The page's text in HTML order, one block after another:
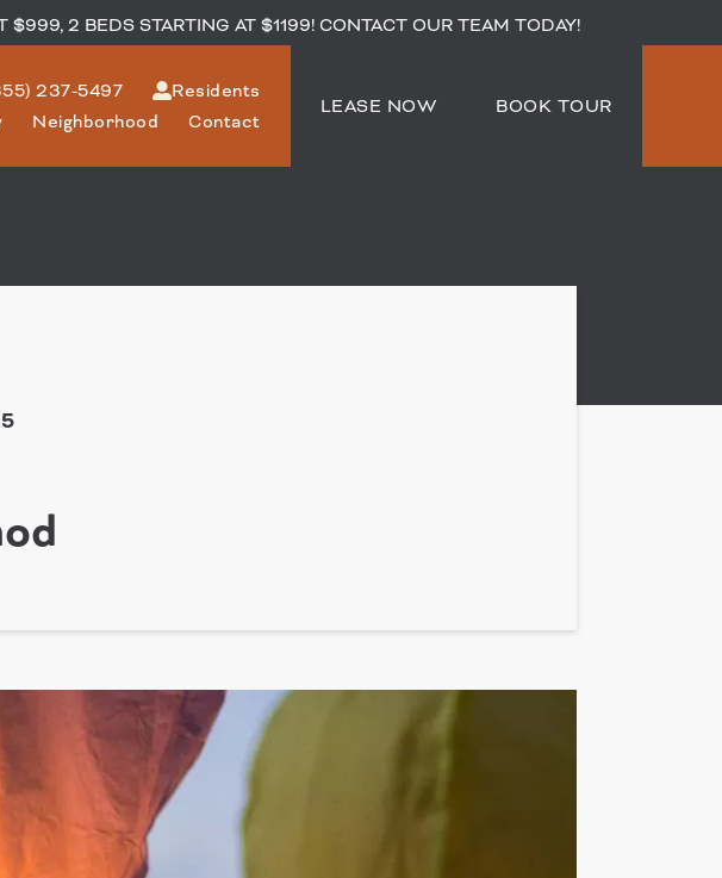
2 BEDS STARTING AT $1199! CONTACT OUR TEAM TODAY!
237-5497
Residents
Neighborhood Contact
LEASE NOW BOOK TOUR